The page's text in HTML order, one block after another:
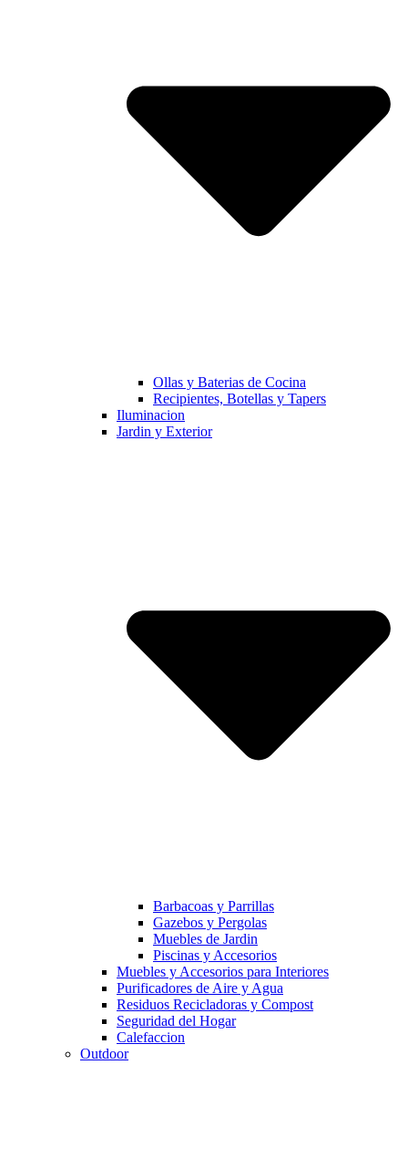
Ollas y Baterias de Cocina
Recipientes, Botellas y Tapers
Iluminacion
Jardin y Exterior
Barbacoas y Parrillas
Gazebos y Pergolas
Muebles de Jardin
Piscinas y Accesorios
Muebles y Accesorios para Interiores
Purificadores de Aire y Agua
Residuos Recicladoras y Compost
Seguridad del Hogar
Calefaccion
Outdoor